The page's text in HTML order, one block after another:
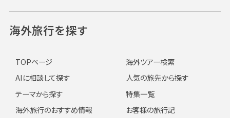
海外旅行を探す
TOPページ
海外ツアー検索
AIに相談して探す
人気の旅先から探す
テーマから探す
特集一覧
海外旅行のおすすめ情報
お客様の旅行記